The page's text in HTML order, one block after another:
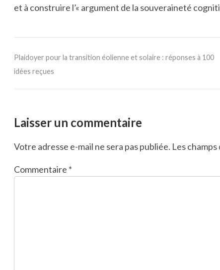
et à construire l’« argument de la souveraineté
Plaidoyer pour la transition éolienne et solaire : réponses à 100
idées reçues
Laisser un commentaire
Votre adresse e-mail ne sera pas publiée. Les
Commentaire *